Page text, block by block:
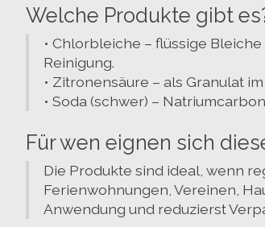
Welche Produkte gibt
• Chlorbleiche – flüssige
Reinigung.
• Zitronensäure – als Granulat
• Soda (schwer) –
Für wen eignen sich
Die Produkte sind ideal, wenn
Ferienwohnungen, Vereinen,
Anwendung und reduzierst